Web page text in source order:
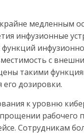
медленным
инфузионные
с
такими
дозировки.
к уровню
рабочего
Сотрудникам